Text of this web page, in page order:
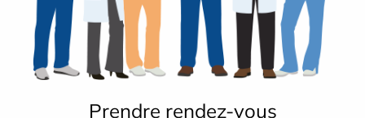
Prendre rendez-vous